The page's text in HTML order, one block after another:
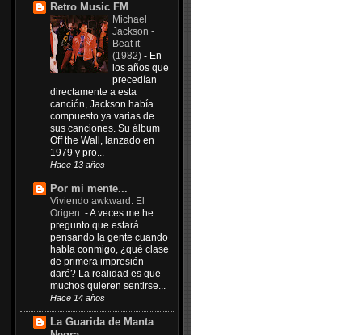
Retro Music FM
Michael
Jackson -
Beat it
(1982) - En
los años que
precedían
directamente a esta
canción, Jackson había
compuesto ya varias de
sus canciones. Su álbum
Off the Wall, lanzado en
1979 y pro...
Hace 13 años
Por mi mente...
Viviendo awkward: El
Origen. -A veces me he
pregunto que estará
pensando la gente cuando
habla conmigo, ¿qué clase
de primera impresión
daré? La realidad es que
muchos quieren sentirse...
Hace 14 años
La Guarida de Manta